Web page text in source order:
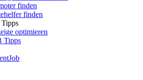
finden
finden
Tipps
optimieren
Tipps